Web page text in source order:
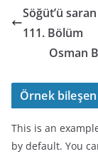
Söğüt’ü
111. Bölüm
Osman
Örnek bileşen
This is an
by default. You